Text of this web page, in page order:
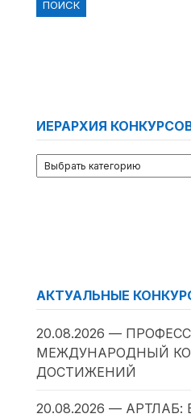
ИЕРАРХИЯ
АКТУАЛЬНЫЕ
20.08.2026 —
МЕЖДУНАРОДНЫЙ
ДОСТИЖЕНИЙ
20.08.2026 —